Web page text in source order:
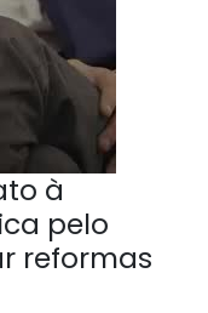
à
pelo
reformas